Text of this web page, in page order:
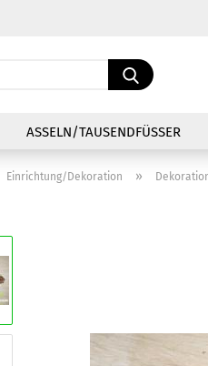
Suche...
ASSELN/TAUSENDFÜSSER
Einrichtung/Dekoration »